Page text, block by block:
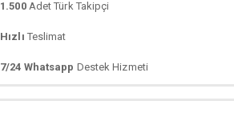
1.500 Adet Türk Takipçi
Hızlı Teslimat
7/24 Whatsapp Destek Hizmeti